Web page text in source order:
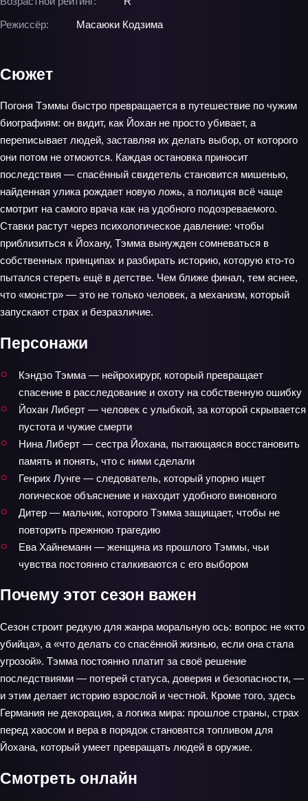
Режиссёр:
Масаюки Кодзима
Сюжет
Погоня Тэммы быстро превращается в путешествие по чужим
биографиям: он видит, как Йохан не просто убивает, а
переписывает людей, заставляя их делать выбор, от которого
они потом не отмоются. Каждая остановка приносит
последствия — спасённый свидетель становится мишенью,
найденная улика рождает новую ложь, а полиция всё чаще
смотрит на самого врача как на удобного подозреваемого.
Ставки растут через психологическое давление: чтобы
приблизиться к Йохану, Тэмма вынужден сомневаться в
собственных принципах и разбирать историю, которую кто‑то
пытался стереть ещё в детстве. Чем ближе финал, тем яснее,
что «монстр» — это не только человек, а механизм, который
запускают страх и безразличие.
Персонажи
Кэндзо Тэмма — нейрохирург, который превращает
спасение в расследование и охоту на собственную ошибку
Йохан Либерт — человек с улыбкой, за которой скрывается
пустота и чужие смерти
Нина Либерт — сестра Йохана, пытающаяся восстановить
память и понять, что с ними сделали
Генрих Лунге — следователь, который упорно ищет
логическое объяснение и находит удобного виновного
Дитер — мальчик, которого Тэмма защищает, чтобы не
повторить прежнюю трагедию
Ева Хайнеманн — женщина из прошлого Тэммы, чьи
чувства постоянно сталкиваются с его выбором
Почему этот сезон важен
Сезон строит редкую для жанра моральную ось: вопрос не «кто
убийца», а «что делать со спасённой жизнью, если она стала
угрозой». Тэмма постоянно платит за своё решение
последствиями — потерей статуса, доверия и безопасности, —
и этим делает историю взрослой и честной. Кроме того, здесь
Германия не декорация, а логика мира: прошлое страны, страх
перед хаосом и вера в порядок становятся топливом для
Йохана, который умеет превращать людей в оружие.
Смотреть онлайн